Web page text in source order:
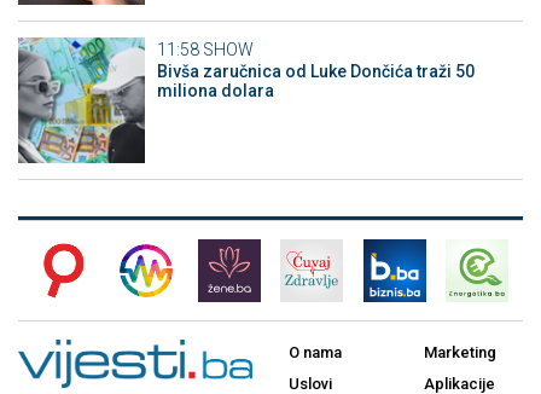
11:58 SHOW
Bivša zaručnica od Luke Dončića traži 50
miliona dolara
O nama
Uslovi
Marketing
Aplikacije